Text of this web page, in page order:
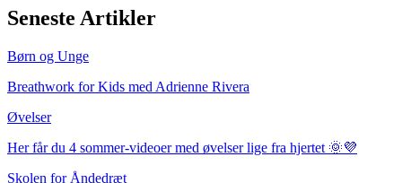
Seneste Artikler
Børn og Unge
Breathwork for Kids med Adrienne Rivera
Øvelser
Her får du 4 sommer-videoer med øvelser lige fra hjertet 🌞💜
Skolen for Åndedræt